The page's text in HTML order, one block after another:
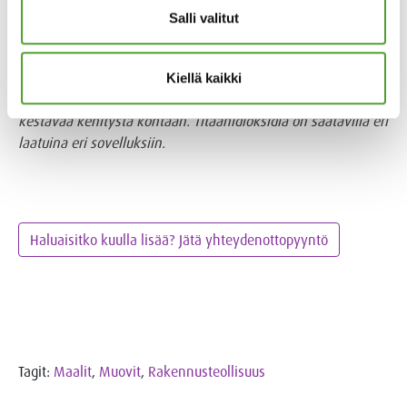
Salli valitut
Kiellä kaikki
tuottajilta, Boom Ltd:ltä. Boom tunnetaan erinomaisesta
vakuuttaneet meidät käyttämällään länsimaisella
teknologiallaan, pitkäjänteisellä kumppanuudellamme,
tekemillämme tehdasauditoinneilla sekä kiinnostuksellaan
kestävää kehitystä kohtaan. Titaanidioksidia on saatavilla eri
laatuina eri sovelluksiin.
Haluaisitko kuulla lisää? Jätä yhteydenottopyyntö
Tagit: Maalit, Muovit, Rakennusteollisuus